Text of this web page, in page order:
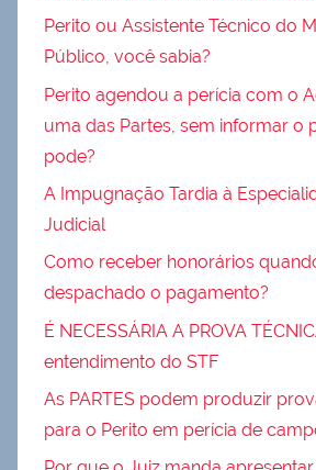
Perito ou Assistente Técnico do
Público, você sabia?
Perito agendou a perícia com o
uma das Partes, sem informar o
pode?
A Impugnação Tardia à
Judicial
Como receber honorários
despachado o pagamento?
É NECESSÁRIA A PROVA
entendimento do STF
As PARTES podem produzir
para o Perito em perícia de